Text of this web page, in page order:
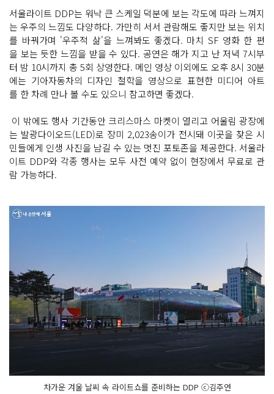
서울라이트 DDP는 워낙 큰 스케일 덕분에 보는 각도에 따라 느껴지
는 우주의 느낌도 다양하다. 가만히 서서 관람해도 좋지만 보는 위치
를 바꿔가며 '우주적 삶'을 느껴봐도 좋겠다. 마치 SF 영화 한 편
을 보는 듯한 느낌을 받을 수 있다. 공연은 해가 지고 난 저녁 7시부
터 밤 10시까지 총 5회 상영한다. 메인 영상 이외에도 오후 8시 30분
에는 기아자동차의 디자인 철학을 영상으로 표현한 미디어 아트
를 한 차례 만나 볼 수도 있으니 참고하면 좋겠다.
이 밖에도 행사 기간동안 크리스마스 마켓이 열리고 어울림 광장에
는 발광다이오드(LED)로 장미 2,023송이가 전시돼 이곳을 찾은 시
민들에게 인생 사진을 남길 수 있는 멋진 포토존을 제공한다. 서울라
이트 DDP와 각종 행사는 모두 사전 예약 없이 현장에서 무료로 관
람 가능하다.
차가운 겨울 날씨 속 라이트쇼를 준비하는 DDP ⓒ김주연